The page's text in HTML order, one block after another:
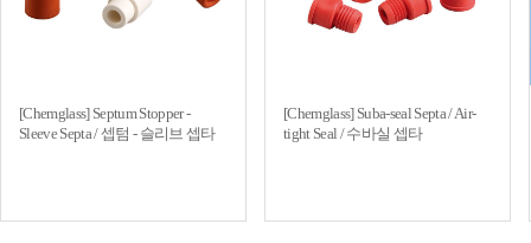
[Chemglass] Septum Stopper -
Sleeve Septa / 셉텀 - 슬리브 셉타
[Chemglass] Suba-seal Septa / Air-
tight Seal / 수바실 셉타